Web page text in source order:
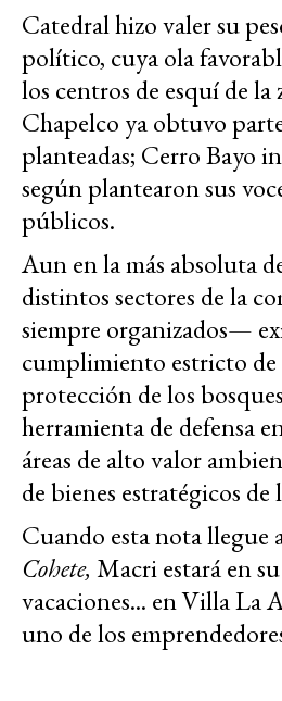
Catedral hizo valer su
político, cuya ola
los centros de esquí de la
Chapelco ya obtuvo
planteadas; Cerro Bayo
según plantearon sus
públicos.
Aun en la más absoluta
distintos sectores de la
siempre organizados—
cumplimiento estricto de
protección de los
herramienta de defensa
áreas de alto valor
de bienes estratégicos de
Cuando esta nota llegue
Cohete, Macri estará en
vacaciones... en Villa La
uno de los